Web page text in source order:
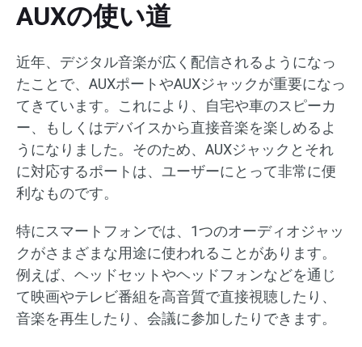
AUXの使い道
近年、デジタル音楽が広く配信されるようになっ
たことで、AUXポートやAUXジャックが重要になっ
てきています。これにより、自宅や車のスピーカ
ー、もしくはデバイスから直接音楽を楽しめるよ
うになりました。そのため、AUXジャックとそれ
に対応するポートは、ユーザーにとって非常に便
利なものです。
特にスマートフォンでは、1つのオーディオジャッ
クがさまざまな用途に使われることがあります。
例えば、ヘッドセットやヘッドフォンなどを通じ
て映画やテレビ番組を高音質で直接視聴したり、
音楽を再生したり、会議に参加したりできます。